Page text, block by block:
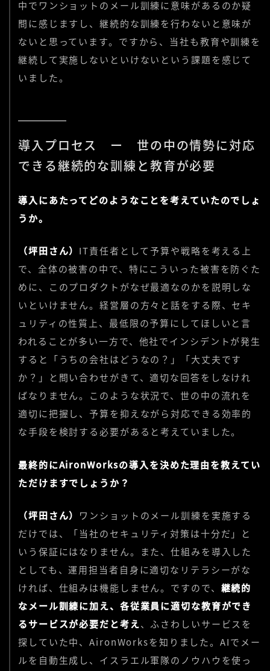
中でワンショットのメール訓練に意味があるのか疑
問に感じますし、継続的な訓練を行わないと意味が
ないと思っています。ですから、当社も教育や訓練を
継続して実施しないといけないという課題を感じて
いました。
導入プロセス ー 世の中の情勢に対応
できる継続的な訓練と教育が必要
導入にあたってどのようなことを考えていたのでしょ
うか。
（坪田さん） IT責任者として予算や戦略を考える上
で、全体の被害の中で、特にこういった被害を防ぐた
めに、このプロダクトがなぜ最適なのかを説明しな
いといけません。経営層の方々と話をする際、セキ
ュリティの性質上、最低限の予算にしてほしいと言
われることが多い一方で、他社でインシデントが発生
すると「うちの会社はどうなの？」「大丈夫です
か？」と問い合わせがきて、適切な回答をしなけれ
ばなりません。このような状況で、世の中の流れを
適切に把握し、予算を抑えながら対応できる効率的
な手段を検討する必要があると考えていました。
最終的にAironWorksの導入を決めた理由を教えてい
ただけますでしょうか？
（坪田さん） ワンショットのメール訓練を実施する
だけでは、「当社のセキュリティ対策は十分だ」と
いう保証にはなりません。また、仕組みを導入した
としても、運用担当者自身に適切なリテラシーがな
ければ、仕組みは機能しません。ですので、 継続的
なメール訓練に加え、各従業員に適切な教育ができ
るサービスが必要だと考え、ふさわしいサービスを
探していた中、AironWorksを知りました。AIでメー
ルを自動生成し、イスラエル軍隊のノウハウを使っ